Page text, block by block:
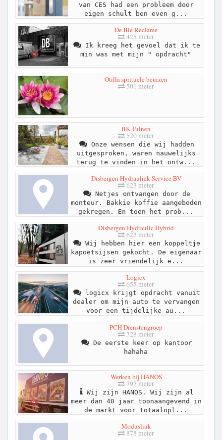
van CES had een probleem door
eigen schult ben even g...
De Bie Reclame
425 meter
Ik kreeg het gevoel dat ik te
min was met mijn " opdracht"
Otilla sprituele beurzen
501 meter
BK Tuinen
520 meter
Onze wensen die wij hadden
uitgesproken, waren nauwelijks
terug te vinden in het ontw...
Disbergen Hydrauliek Service BV
623 meter
Netjes ontvangen door de
monteur. Bakkie koffie aangeboden
gekregen. En toen het prob...
Disbergen Hydraulic Hybrid
623 meter
Wij hebben hier een koppeltje
kapoetsijsen gekocht. De eigenaar
is zeer vriendelijk e...
Logicx
655 meter
logicx krijgt opdracht vanuit
dealer om mijn auto te vervangen
voor een tijdelijke au...
PCH Dienstengroep
728 meter
De eerste keer op kantoor
hahaha
Werken bij HANOS
797 meter
Wij zijn HANOS. Wij zijn al
meer dan 40 jaar toonaangevend in
de markt voor totaalopl...
Moduslink
878 meter